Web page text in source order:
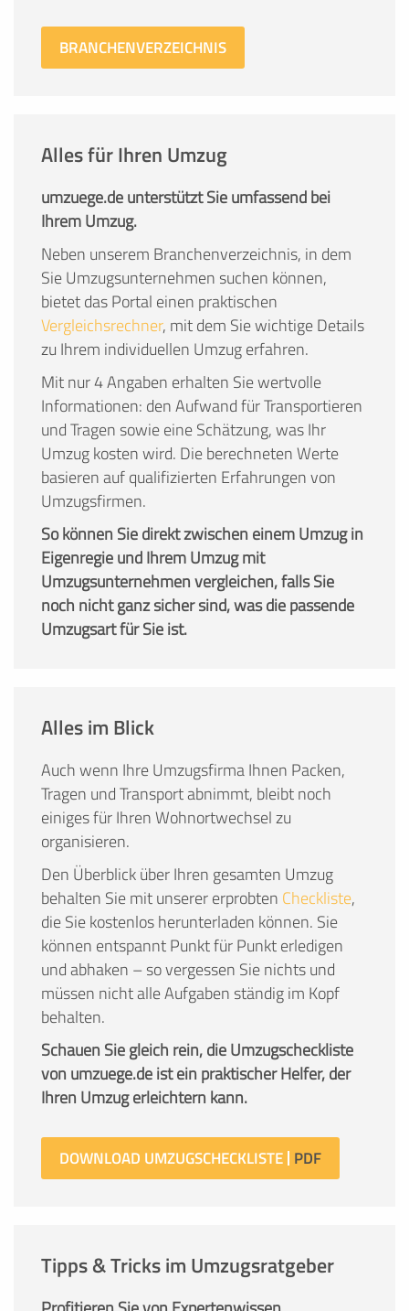
BRANCHENVERZEICHNIS
Alles für Ihren Umzug
umzuege.de unterstützt Sie umfassend bei
Ihrem Umzug.
Neben unserem Branchenverzeichnis, in dem
Sie Umzugsunternehmen suchen können,
bietet das Portal einen praktischen
Vergleichsrechner, mit dem Sie wichtige Details
zu Ihrem individuellen Umzug erfahren.
Mit nur 4 Angaben erhalten Sie wertvolle
Informationen: den Aufwand für Transportieren
und Tragen sowie eine Schätzung, was Ihr
Umzug kosten wird. Die berechneten Werte
basieren auf qualifizierten Erfahrungen von
Umzugsfirmen.
So können Sie direkt zwischen einem Umzug in
Eigenregie und Ihrem Umzug mit
Umzugsunternehmen vergleichen, falls Sie
noch nicht ganz sicher sind, was die passende
Umzugsart für Sie ist.
Alles im Blick
Auch wenn Ihre Umzugsfirma Ihnen Packen,
Tragen und Transport abnimmt, bleibt noch
einiges für Ihren Wohnortwechsel zu
organisieren.
Den Überblick über Ihren gesamten Umzug
behalten Sie mit unserer erprobten Checkliste,
die Sie kostenlos herunterladen können. Sie
können entspannt Punkt für Punkt erledigen
und abhaken – so vergessen Sie nichts und
müssen nicht alle Aufgaben ständig im Kopf
behalten.
Schauen Sie gleich rein, die Umzugscheckliste
von umzuege.de ist ein praktischer Helfer, der
Ihren Umzug erleichtern kann.
DOWNLOAD UMZUGSCHECKLISTE
Tipps & Tricks im Umzugsratgeber